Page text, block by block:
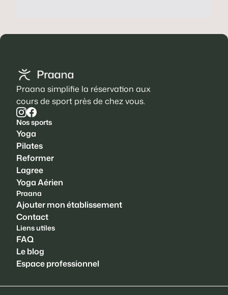
Praana simplifie la réservation aux
cours de sport près de chez vous.
Nos sports
Yoga
Pilates
Reformer
Lagree
Yoga Aérien
Praana
Ajouter mon établissement
Contact
Liens utiles
FAQ
Le blog
Espace professionnel